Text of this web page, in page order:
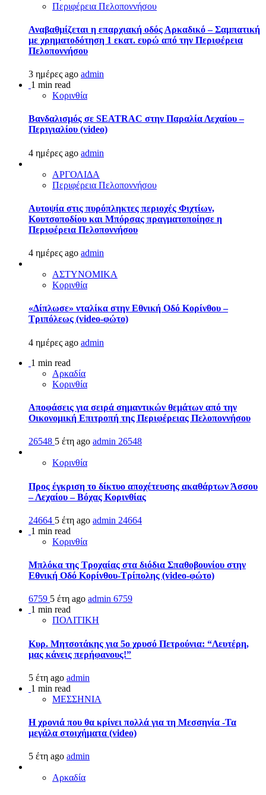
Περιφέρεια Πελοποννήσου
Αναβαθμίζεται η επαρχιακή οδός Αρκαδικό – Σαμπατική
με χρηματοδότηση 1 εκατ. ευρώ από την Περιφέρεια
Πελοποννήσου
3 ημέρες ago admin
1 min read
Κορινθία
Βανδαλισμός σε SEATRAC στην Παραλία Λεχαίου –
Περιγιαλίου (video)
4 ημέρες ago admin
ΑΡΓΟΛΙΔΑ
Περιφέρεια Πελοποννήσου
Αυτοψία στις πυρόπληκτες περιοχές Φιχτίων,
Κουτσοποδίου και Μπόρσας πραγματοποίησε η
Περιφέρεια Πελοποννήσου
4 ημέρες ago admin
ΑΣΤΥΝΟΜΙΚΑ
Κορινθία
«Δίπλωσε» νταλίκα στην Εθνική Oδό Κορίνθου –
Τριπόλεως (video-φώτο)
4 ημέρες ago admin
1 min read
Αρκαδία
Κορινθία
Αποφάσεις για σειρά σημαντικών θεμάτων από την
Οικονομική Επιτροπή της Περιφέρειας Πελοποννήσου
26548 5 έτη ago admin 26548
Κορινθία
Προς έγκριση το δίκτυο αποχέτευσης ακαθάρτων Άσσου
– Λεχαίου – Βόχας Κορινθίας
24664 5 έτη ago admin 24664
1 min read
Κορινθία
Μπλόκα της Τροχαίας στα διόδια Σπαθοβουνίου στην
Εθνική Οδό Κορίνθου-Τρίπολης (video-φώτο)
6759 5 έτη ago admin 6759
1 min read
ΠΟΛΙΤΙΚΗ
Κυρ. Μητσοτάκης για 5ο χρυσό Πετρούνια: “Λευτέρη,
μας κάνεις περήφανους!”
5 έτη ago admin
1 min read
ΜΕΣΣΗΝΙΑ
Η χρονιά που θα κρίνει πολλά για τη Μεσσηνία -Τα
μεγάλα στοιχήματα (video)
5 έτη ago admin
Αρκαδία